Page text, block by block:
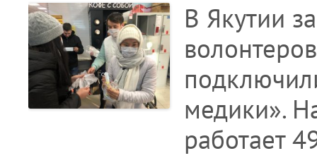
В Якутии
медики».
работает